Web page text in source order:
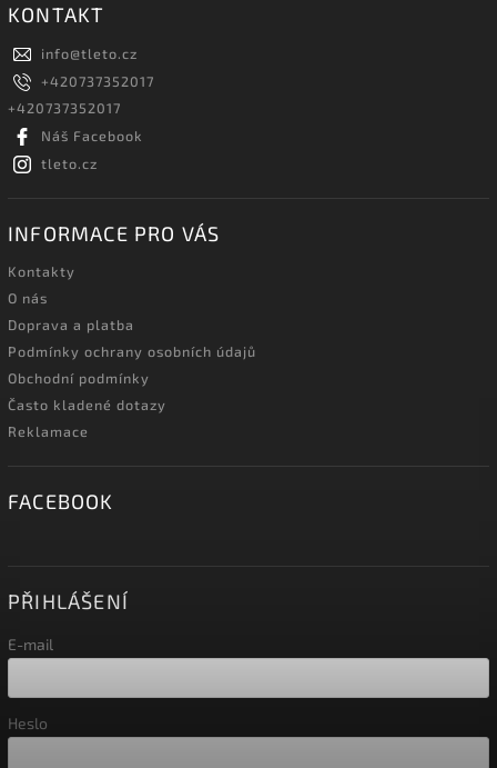
KONTAKT
info@tleto.cz
+420737352017
+420737352017
Náš Facebook
tleto.cz
INFORMACE PRO VÁS
Kontakty
O nás
Doprava a platba
Podmínky ochrany osobních údajů
Obchodní podmínky
Často kladené dotazy
Reklamace
FACEBOOK
PŘIHLÁŠENÍ
E-mail
Heslo